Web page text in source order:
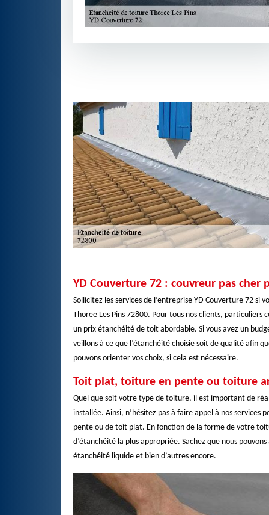
YD Couverture 72 : couvreur pas
Sollicitez les services de l’entreprise YD Couverture 72
Thoree Les Pins 72800. Pour tous nos clients, particuliers
un prix étanchéité de toit abordable. Si vous avez un
veillons à ce que l’étanchéité choisie soit de qualité afin
pouvons orienter vos choix, si cela est nécessaire.
Toit plat, toiture en pente ou toiture
Quel que soit votre type de toiture, il est important de
installée. Ainsi, n’hésitez pas à faire appel à nos
pente ou de toit plat. En fonction de la forme de votre
d’étanchéité la plus appropriée. Sachez que nous
étanchéité liquide et bien d’autres encore.